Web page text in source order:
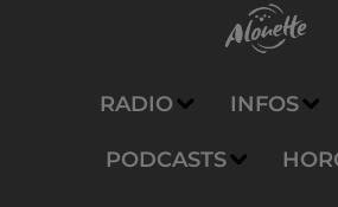
RADIO INFOS
PODCASTS